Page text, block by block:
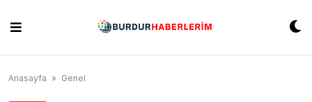
content
Anasayfa » Genel